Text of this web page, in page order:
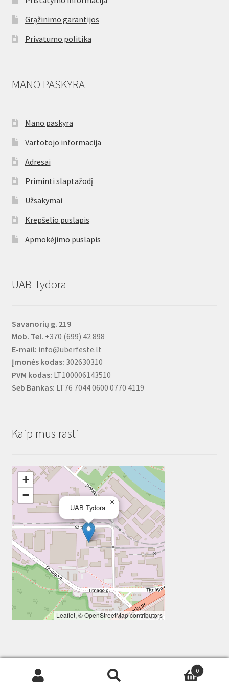
Grąžinimo garantijos
Privatumo politika
MANO PASKYRA
Mano paskyra
Vartotojo informacija
Adresai
Priminti slaptažodį
Užsakymai
Krepšelio puslapis
Apmokėjimo puslapis
UAB Tydora
Savanorių g. 219
Mob. Tel. +370 (699) 42 898
E-mail: info@uberfeste.lt
Įmonės kodas: 302630310
PVM kodas: LT100006143510
Seb Bankas: LT76 7044 0600 0770 4119
Kaip mus rasti
UAB Tydora
×
+
−
Leaflet, ©OpenStreetMapcontributors
0